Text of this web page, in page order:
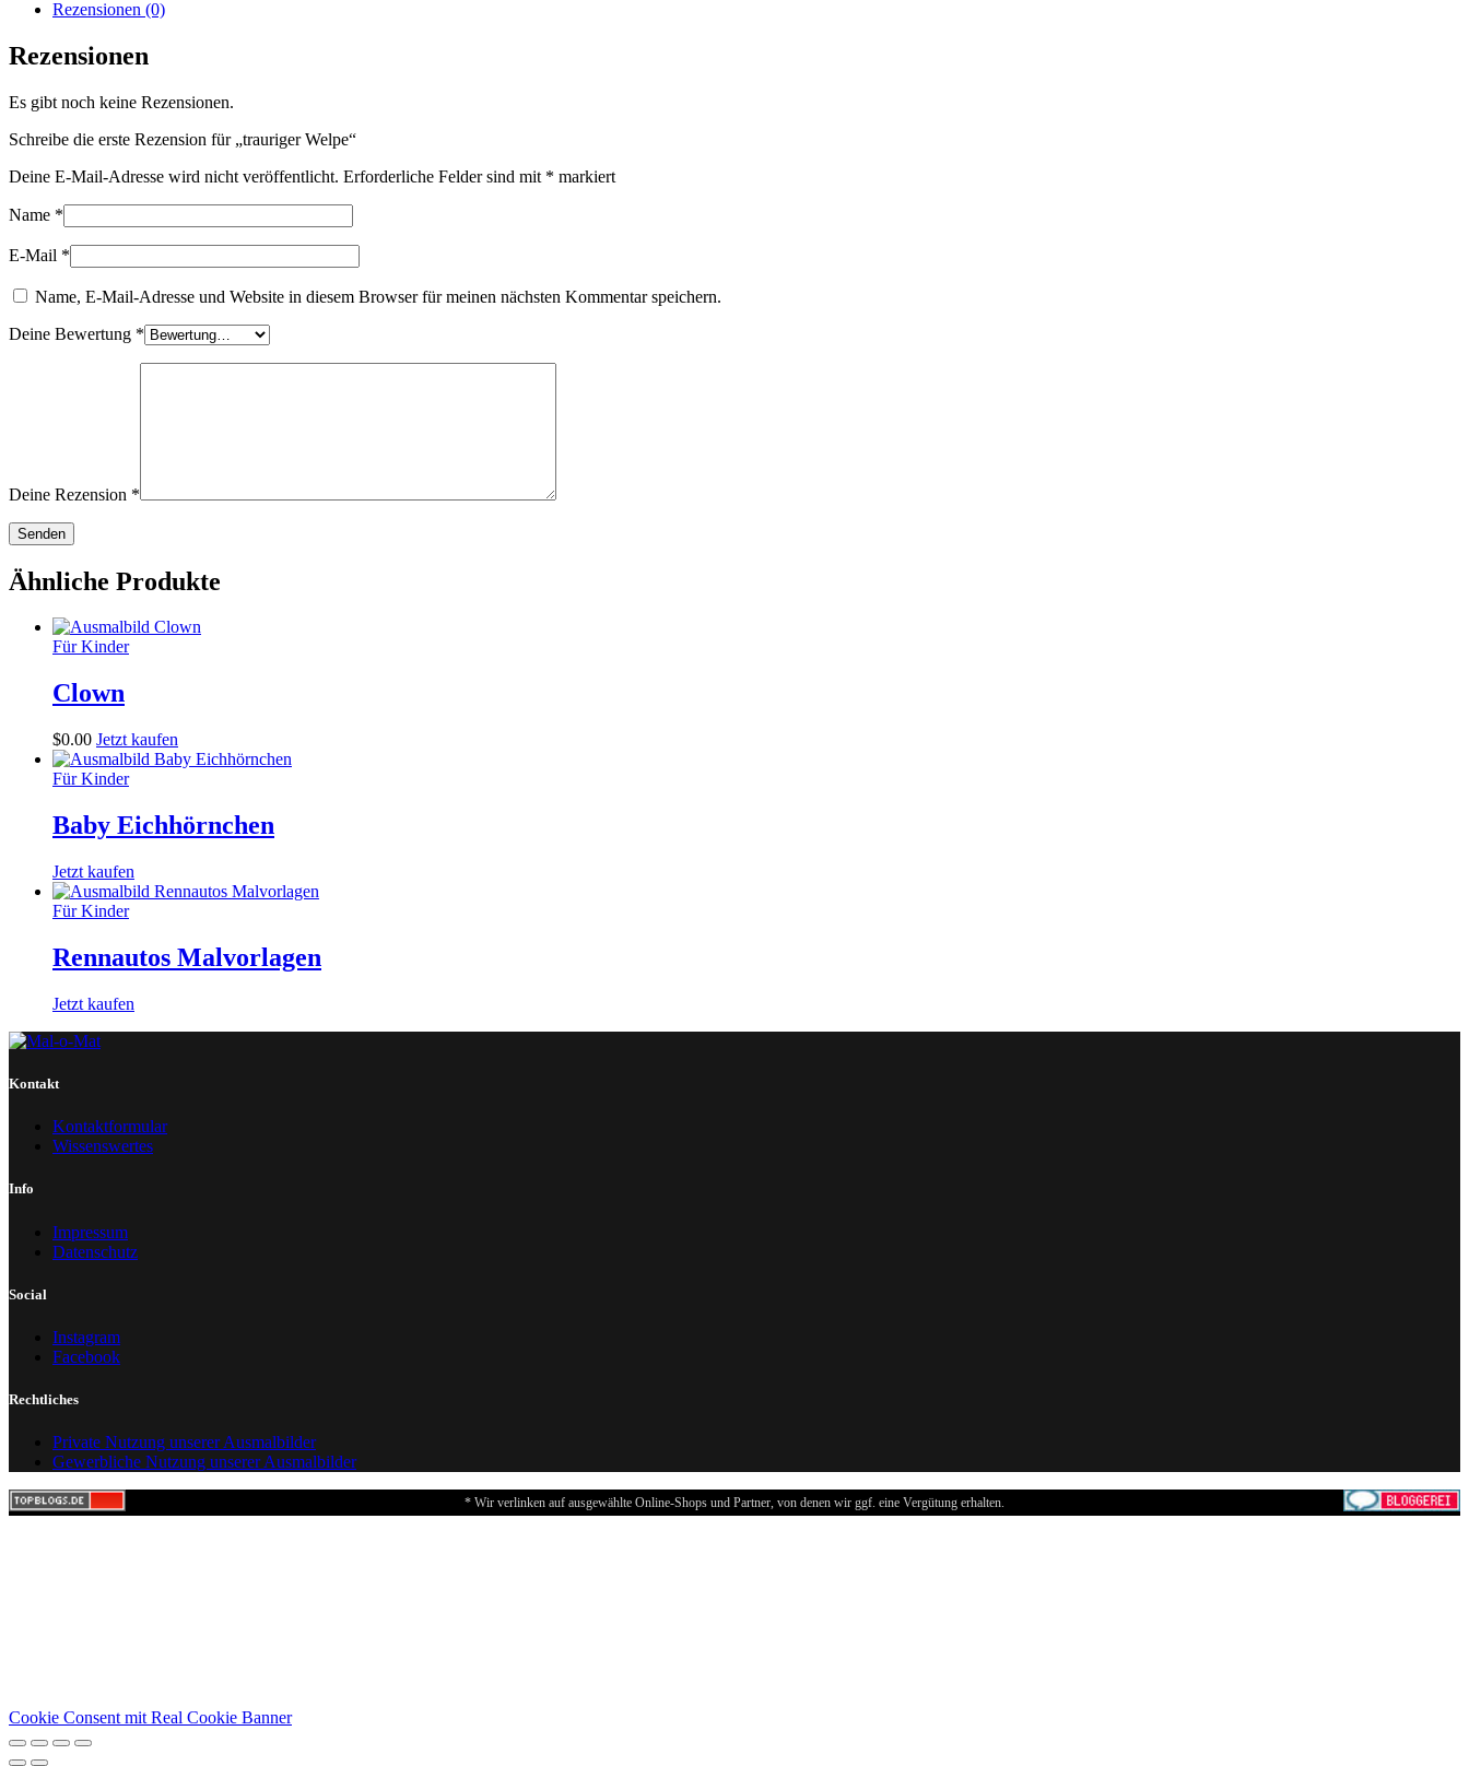
Rezensionen (0)
Rezensionen
Es gibt noch keine Rezensionen.
Schreibe die erste Rezension für „trauriger Welpe“
Deine E-Mail-Adresse wird nicht veröffentlicht. Erforderliche Felder sind mit * markiert
Name *
E-Mail *
Name, E-Mail-Adresse und Website in diesem Browser für meinen nächsten Kommentar speichern.
Deine Bewertung *
Deine Rezension *
Ähnliche Produkte
Für Kinder
Clown
$0.00 Jetzt kaufen
Für Kinder
Baby Eichhörnchen
Jetzt kaufen
Für Kinder
Rennautos Malvorlagen
Jetzt kaufen
Kontakt
Kontaktformular
Wissenswertes
Info
Impressum
Datenschutz
Social
Instagram
Facebook
Rechtliches
Private Nutzung unserer Ausmalbilder
Gewerbliche Nutzung unserer Ausmalbilder
* Wir verlinken auf ausgewählte Online-Shops und Partner, von denen wir ggf. eine Vergütung erhalten.
Cookie Consent mit Real Cookie Banner